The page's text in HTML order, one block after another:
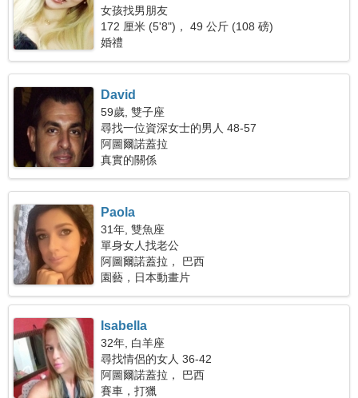
女孩找男朋友
172 厘米 (5'8")， 49 公斤 (108 磅)
婚禮
David
59歲, 雙子座
尋找一位資深女士的男人 48-57
阿圖爾諾蓋拉
真實的關係
Paola
31年, 雙魚座
單身女人找老公
阿圖爾諾蓋拉， 巴西
園藝，日本動畫片
Isabella
32年, 白羊座
尋找情侶的女人 36-42
阿圖爾諾蓋拉， 巴西
賽車，打獵